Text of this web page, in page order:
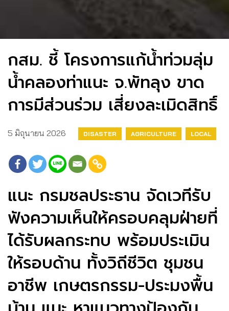
กสม. ชี้ โครงการแก้น้ำท่วมลุ่ม
น้ำคลองท่าแนะ จ.พัทลุง ขาด
การมีส่วนร่วม เสี่ยงละเมิดสิทธิ์
5 มิถุนายน 2026 DISASTER AGRICULTURE LOCAL
แนะ กรมชลประธาน จัดเวทีรับ
ฟังความเห็นให้ครอบคลุมฝ่ายที่
ได้รับผลกระทบ พร้อมประเมิน
ให้รอบด้าน ทั้งวิถีชีวิต ชุมชน
อาชีพ เกษตรกรรม-ประมงพื้น